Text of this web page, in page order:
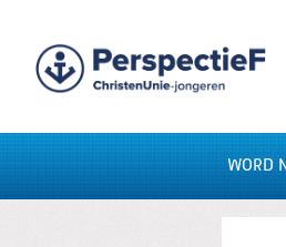
Spring
naar
naar
Zoeken:
WORD